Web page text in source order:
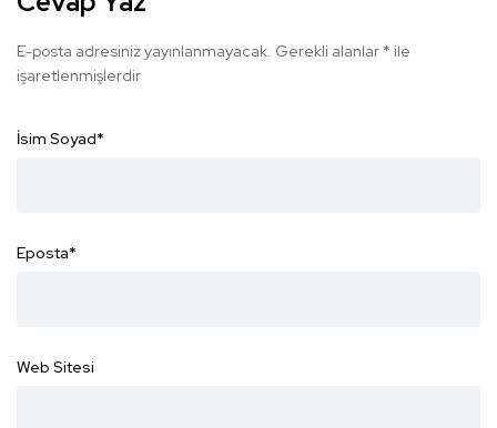
E-posta adresiniz yayınlanmayacak. Gerekli alanlar * ile
işaretlenmişlerdir
İsim Soyad*
Eposta*
Web Sitesi